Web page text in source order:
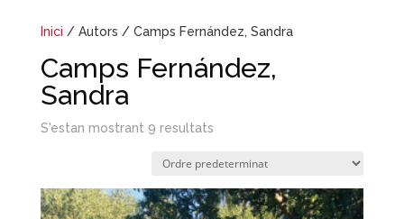
Inici / Autors / Camps Fernández, Sandra
Camps Fernández,
Sandra
S'estan mostrant 9 resultats